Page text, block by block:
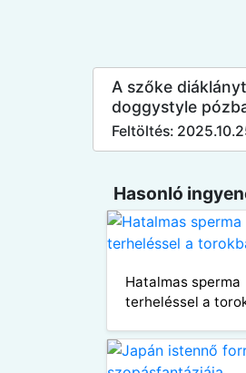
A szőke
doggystyle
Feltöltés:
Hasonló
Hatalmas sperma
terheléssel a